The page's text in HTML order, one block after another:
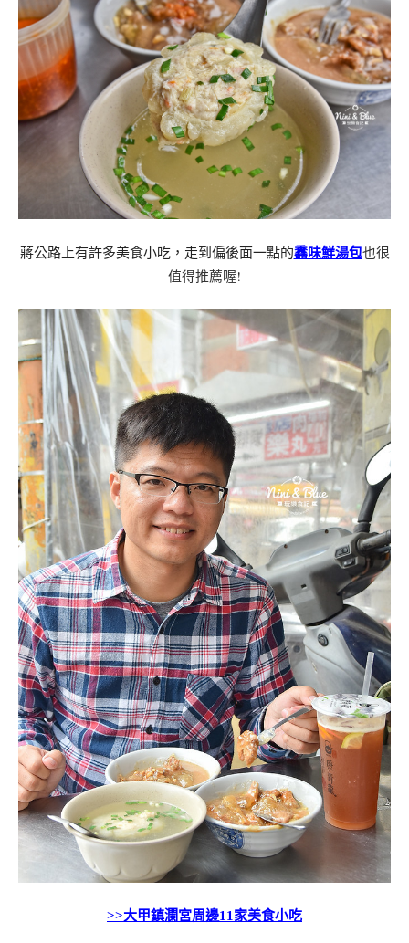
蔣公路上有許多美食小吃，走到偏後面一點的馫味鮮湯包也很
值得推薦喔!
>>大甲鎮瀾宮周邊11家美食小吃